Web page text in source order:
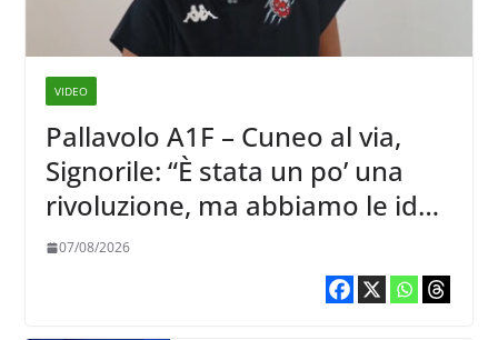
VIDEO
Pallavolo A1F – Cuneo al via,
Signorile: “È stata un po’ una
rivoluzione, ma abbiamo le idee
chiare siu cosa vogliamo fare”
07/08/2026